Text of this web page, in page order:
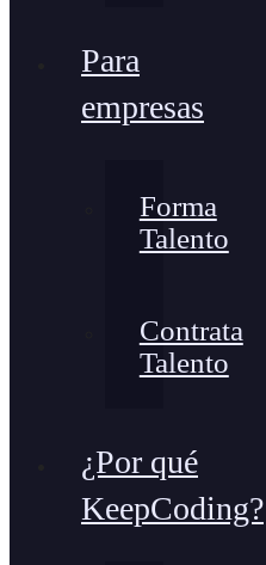
Para
empresas
Forma
Talento
Contrata
Talento
¿Por qué
KeepCoding?